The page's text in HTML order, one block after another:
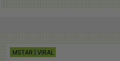
MSTAR | VIRAL